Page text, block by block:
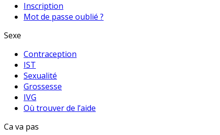
Inscription
Mot de passe oublié ?
Sexe
Contraception
IST
Sexualité
Grossesse
IVG
Où trouver de l’aide
Ca va pas